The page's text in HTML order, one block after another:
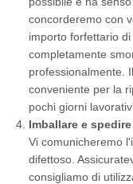
concorderemo con
importo forfettario
completamente
professionalmente.
conveniente per la
pochi giorni
Imballare e spedire
Vi comunicheremo
difettoso.
consigliamo di